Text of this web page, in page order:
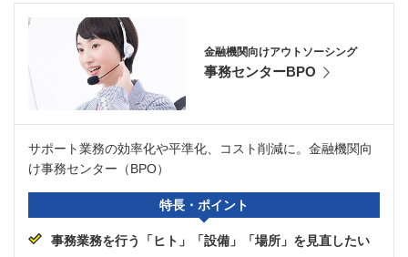
金融機関向けアウトソーシング
事務センターBPO
サポート業務の効率化や平準化、コスト削減に。金融機関向
け事務センター（BPO）
特長・ポイント
事務業務を行う「ヒト」「設備」「場所」を見直したい